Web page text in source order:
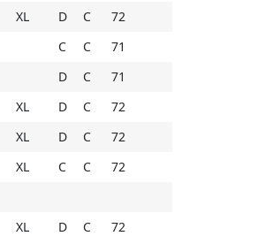
XL D C
72
C C
71
D C
71
XL D C
72
XL D C
72
XL C C
72
XL D C
72